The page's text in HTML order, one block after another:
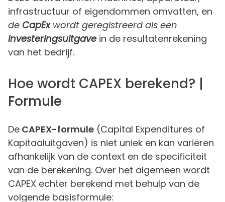
infrastructuur of eigendommen omvatten, en
de CapExwordt geregistreerd als een
investeringsuitgavein de resultatenrekening
van het bedrijf.
Hoe wordt CAPEX berekend? |
Formule
De CAPEX-formule (Capital Expenditures of
Kapitaaluitgaven) is niet uniek en kan variëren
afhankelijk van de context en de specificiteit
van de berekening. Over het algemeen wordt
CAPEX echter berekend met behulp van de
volgende basisformule: